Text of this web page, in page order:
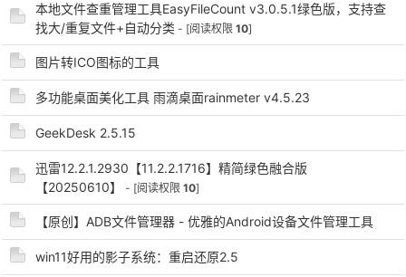
本地文件查重管理工具EasyFileCount v3.0.5.1绿色版，支持查
找大/重复文件+自动分类 - [阅读权限 10]
图片转ICO图标的工具
多功能桌面美化工具 雨滴桌面rainmeter v4.5.23
GeekDesk 2.5.15
迅雷12.2.1.2930【11.2.2.1716】精简绿色融合版
【20250610】
- [阅读权限 10]
【原创】ADB文件管理器 - 优雅的Android设备文件管理工具
win11好用的影子系统：重启还原2.5